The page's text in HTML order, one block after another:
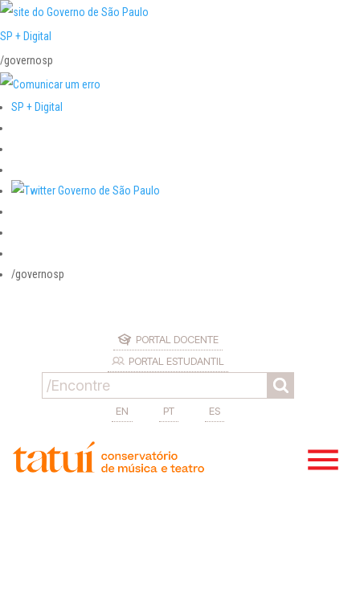
SP + Digital
/governosp
SP + Digital
/governosp
PORTAL DOCENTE
PORTAL ESTUDANTIL
EN PT ES